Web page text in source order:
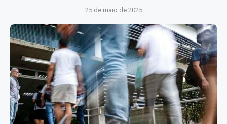
25 de maio de 2025